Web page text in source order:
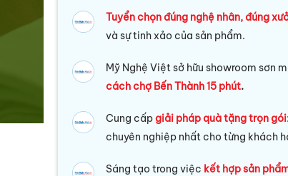
Tuyển chọn đúng nghệ nhân, đúng
và sự tinh xảo của sản phẩm.
Mỹ Nghệ Việt sở hữu showroom sơn
cách chợ Bến Thành 15 phút.
Cung cấpgiải pháp quà tặng trọn gói
chuyên nghiệp nhất cho từng khách
Sáng tạo trong việc kết hợp sản